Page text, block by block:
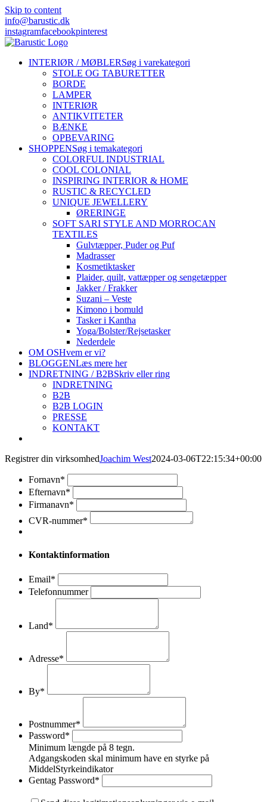
Skip to content
info@barustic.dk
instagramfacebookpinterest
INTERIØR / MØBLERSøg i varekategori
STOLE OG TABURETTER
BORDE
LAMPER
INTERIØR
ANTIKVITETER
BÆNKE
OPBEVARING
SHOPPENSøg i temakategori
COLORFUL INDUSTRIAL
COOL COLONIAL
INSPIRING INTERIOR & HOME
RUSTIC & RECYCLED
UNIQUE JEWELLERY
ØRERINGE
SOFT SARI STYLE AND MORROCAN
TEXTILES
Gulvtæpper, Puder og Puf
Madrasser
Kosmetiktasker
Plaider, quilt, vattæpper og sengetæpper
Jakker / Frakker
Suzani – Veste
Kimono i bomuld
Tasker i Kantha
Yoga/Bolster/Rejsetasker
Nederdele
OM OSHvem er vi?
BLOGGENLæs mere her
INDRETNING / B2BSkriv eller ring
INDRETNING
B2B
B2B LOGIN
PRESSE
KONTAKT
Registrer din virksomhedJoachim West2024-03-06T22:15:34+00:00
Fornavn*
Efternavn*
Firmanavn*
CVR-nummer*
Kontaktinformation
Email*
Telefonnummer
Land*
Adresse*
By*
Postnummer*
Password*
Minimum længde på 8 tegn.
Adgangskoden skal minimum have en styrke på
MiddelStyrkeindikator
Gentag Password*